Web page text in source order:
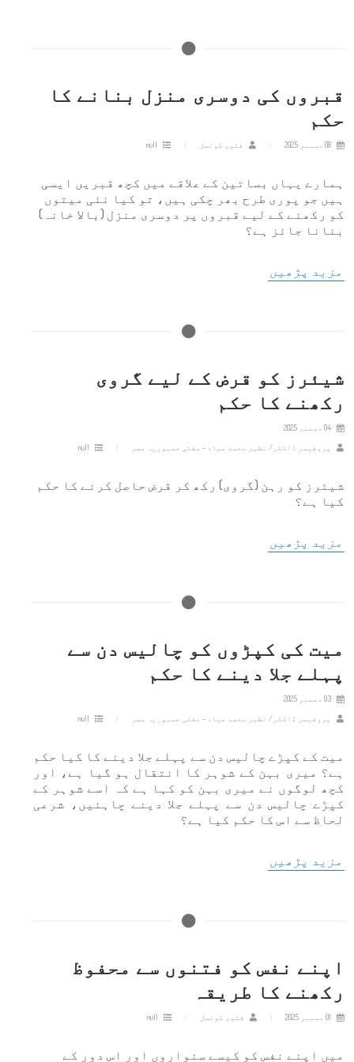
قبروں کی دوسری منزل بنانے کا
حکم
فتویٰ کونسل
ہمارے یہاں بساتین کے علاقے میں کچھ قبریں ایسی
ہیں جو پوری طرح بھر چکی ہیں، تو کیا نئی میتوں
کو رکھنے کے لیے قبروں پر دوسری منزل (بالا خانہ)
بنانا جائز ہے؟
مزید پڑھیں
شیئرز کو قرض کے لیے گروی
رکھنے کا حکم
پروفیسر ڈاکٹر/ نظیر محمد عیاد - مفتی جمہوریہ مصر
شیئرز کو رہن (گروی) رکھ کر قرض حاصل کرنے کا حکم
کیا ہے؟
مزید پڑھیں
میت کی کپڑوں کو چالیس دن سے
پہلے جلا دینے کا حکم
پروفیسر ڈاکٹر/ نظیر محمد عیاد - مفتی جمہوریہ مصر
میت کے کپڑے چالیس دن سے پہلے جلا دینے کا کیا حکم
ہے؟ میری بہن کے شوہر کا انتقال ہو گیا ہے، اور
کچھ لوگوں نے میری بہن کو کہا ہے کہ اسے شوہر کے
کپڑے چالیس دن سے پہلے جلا دینے چاہئیں، شرعی
لحاظ سے اس کا حکم کیا ہے؟
مزید پڑھیں
اپنے نفس کو فتنوں سے محفوظ
رکھنے کا طریقہ
فتویٰ کونسل
میں اپنے نفس کو کیسے سنواروں اور اس دور کے